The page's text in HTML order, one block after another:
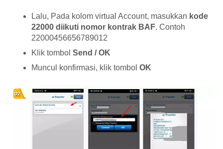
Lalu, Pada kolom virtual Account, masukkan kode
22000 diikuti nomor kontrak BAF. Contoh
22000456656789012
Klik tombol Send / OK
Muncul konfirmasi, klik tombol OK